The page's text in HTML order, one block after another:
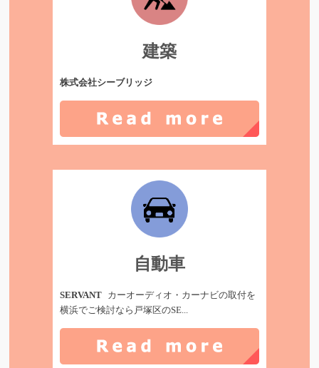
建築
株式会社シーブリッジ
自動車
SERVANT
カーオーディオ・カーナビの取付を
横浜でご検討なら戸塚区のSE...